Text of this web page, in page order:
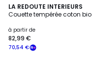
LA REDOUTE INTERIEURS
Couette tempérée coton bio
à partir de
70,54 €
82,99 €
4,4
/ 5